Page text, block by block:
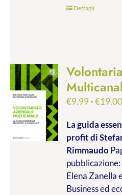
Dettagli
€9.99-€19.00
La guida
profitdi
Rimmaudo
Elena Zanella
Business ed